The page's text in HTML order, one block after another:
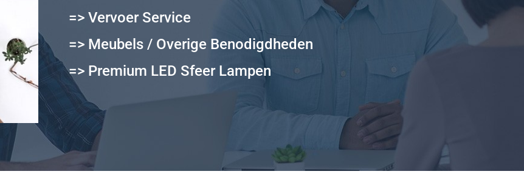
=> Vervoer Service
=> Meubels / Overige Benodigdheden
=> Premium LED Sfeer Lampen